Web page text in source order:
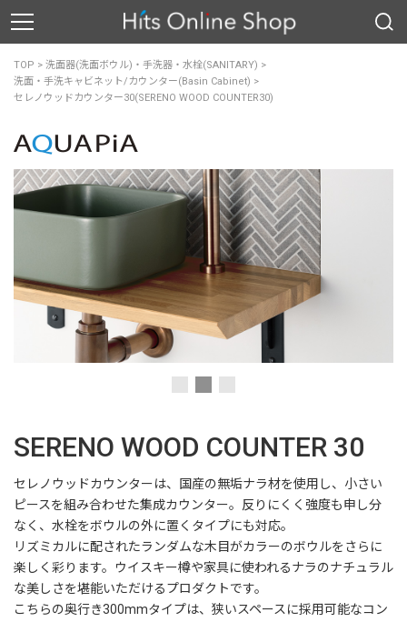
TOP > 洗面器(洗面ボウル)・手洗器・水栓(SANITARY) >
洗面・手洗キャビネット/カウンター(Basin Cabinet) >
セレノウッドカウンター30(SERENO WOOD COUNTER30)
SERENO WOOD COUNTER 30
セレノウッドカウンターは、国産の無垢ナラ材を使用し、小さい
ピースを組み合わせた集成カウンター。反りにくく強度も申し分
なく、水栓をボウルの外に置くタイプにも対応。
リズミカルに配されたランダムな木目がカラーのボウルをさらに
楽しく彩ります。ウイスキー樽や家具に使われるナラのナチュラル
な美しさを堪能いただけるプロダクトです。
こちらの奥行き300mmタイプは、狭いスペースに採用可能なコン